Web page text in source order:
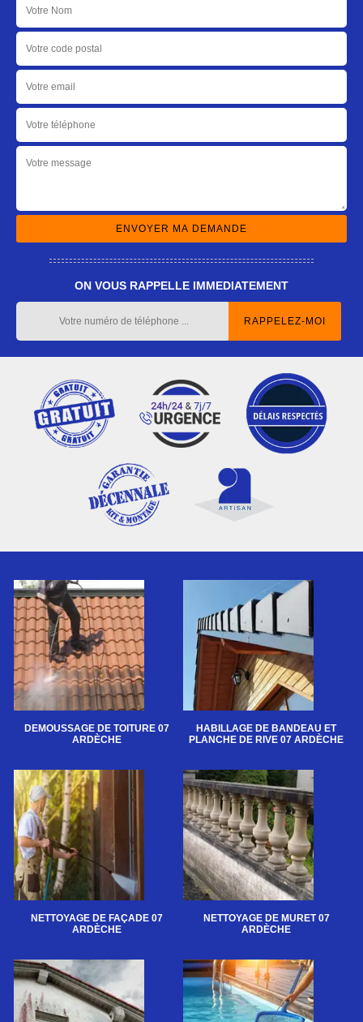
ON VOUS RAPPELLE IMMEDIATEMENT
DEMOUSSAGE DE TOITURE 07
ARDÈCHE
HABILLAGE DE BANDEAU ET
PLANCHE DE RIVE 07 ARDÈCHE
NETTOYAGE DE FAÇADE 07
ARDÈCHE
NETTOYAGE DE MURET 07
ARDÈCHE